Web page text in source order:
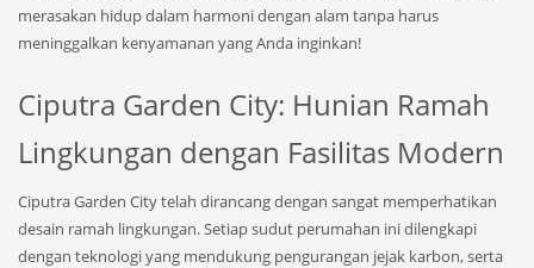
merasakan hidup dalam harmoni dengan alam tanpa harus
meninggalkan kenyamanan yang Anda inginkan!
Ciputra Garden City: Hunian Ramah
Lingkungan dengan Fasilitas Modern
Ciputra Garden City telah dirancang dengan sangat memperhatikan
desain ramah lingkungan. Setiap sudut perumahan ini dilengkapi
dengan teknologi yang mendukung pengurangan jejak karbon, serta